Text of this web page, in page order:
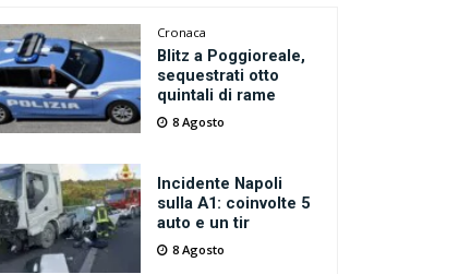
Cronaca
Blitz a Poggioreale,
sequestrati otto
quintali di rame
8 Agosto
Incidente Napoli
sulla A1: coinvolte 5
auto e un tir
8 Agosto